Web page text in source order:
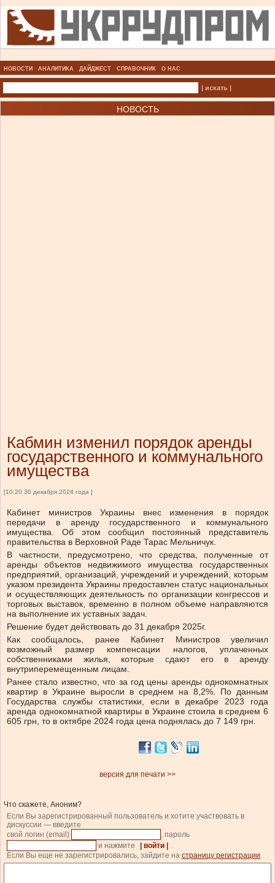
НОВОСТИ АНАЛИТИКА ДАЙДЖЕСТ СПРАВОЧНИК О НАС
| искать |
НОВОСТЬ
Кабмин изменил порядок аренды
государственного и коммунального
имущества
[10:20 30 декабря 2024 года ]
Кабинет министров Украины внес изменения в порядок
передачи в аренду государственного и коммунального
имущества. Об этом сообщил постоянный представитель
правительства в Верховной Раде Тарас Мельничук.
В частности, предусмотрено, что средства, полученные от
аренды объектов недвижимого имущества государственных
предприятий, организаций, учреждений и учреждений, которым
указом президента Украины предоставлен статус национальных
и осуществляющих деятельность по организации конгрессов и
торговых выставок, временно в полном объеме направляются
на выполнение их уставных задач.
Решение будет действовать до 31 декабря 2025г.
Как сообщалось, ранее Кабинет Министров увеличил
возможный размер компенсации налогов, уплаченных
собственниками жилья, которые сдают его в аренду
внутриперемещенным лицам.
Ранее стало известно, что за год цены аренды однокомнатных
квартир в Украине выросли в среднем на 8,2%. По данным
Государства службы статистики, если в декабре 2023 года
аренда однокомнатной квартиры в Украине стоила в среднем 6
605 грн, то в октябре 2024 года цена поднялась до 7 149 грн.
версия для печати >>
Что скажете, Аноним?
Если Вы зарегистрированный пользователь и хотите участвовать в
дискуссии — введите
свой логин (email)
, пароль
и нажмите
| войти |
.
Если Вы еще не зарегистрировались, зайдите на страницу регистрации.